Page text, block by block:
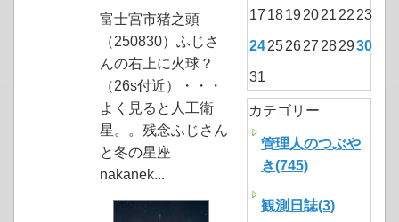
富士宮市猪之頭
（250830）ふじさ
んの右上に火球？
（26s付近）・・・
よく見ると人工衛
星。。残念ふじさん
と冬の星座
nakanek...
17 18192021 22 23
24252627 282930
31
カテゴリー
管理人のつぶや
き(745)
観測日誌(3)